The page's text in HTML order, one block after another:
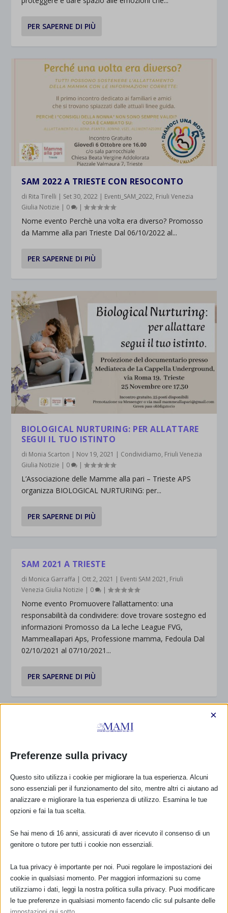
PER SAPERNE DI PIÙ
SAM 2022 A TRIESTE CON RESOCONTO
di Rita Tirelli | Set 30, 2022 | Eventi_SAM_2022, Friuli Venezia
Giulia Notizie | 0 |
Nome evento Perchè una volta era diverso? Promosso
da Mamme alla pari Trieste Dal 06/10/2022 al...
PER SAPERNE DI PIÙ
BIOLOGICAL NURTURING: PER ALLATTARE
SEGUI IL TUO ISTINTO
di Monia Scarton | Nov 19, 2021 | Condividiamo, Friuli Venezia
Giulia Notizie | 0 |
L’Associazione delle Mamme alla pari – Trieste APS
organizza BIOLOGICAL NURTURING: per...
PER SAPERNE DI PIÙ
SAM 2021 A TRIESTE
di Monica Garraffa | Ott 2, 2021 | Eventi SAM 2021 , Friuli
Venezia Giulia Notizie | 0 |
Nome evento Promuovere l’allattamento: una
responsabilità da condividere: dove trovare sostegno ed
informazioni Promosso da La leche League FVG,
Mammeallapari Aps, Professione mamma, Fedoula Dal
02/10/2021 al 07/10/2021...
PER SAPERNE DI PIÙ
SAM 2021 IN FRIULI VENEZIA GIULIA
Venezia Giulia Notizie
|
Nome evento Proteggere l’allattamento: una
responsabilità da condividere. Dove cercare sostegno e
informazioni? – Incontro On-Line Promosso da La
Leche League Italia Dal 07/10/2021 al 07/10/2021 Tipo
di evento Evento...
PER SAPERNE DI PIÙ
SAM 2021 A PORDENONE CON RESOCONTO
diMonica Garraffa|Set 25, 2021|Eventi SAM 2021, Friuli
Venezia Giulia Notizie
Preferenze sulla privacy
×
Questo sito utilizza i cookie per migliorare la tua esperienza. Alcuni
sono essenziali per il funzionamento del sito, mentre altri ci aiutano ad
analizzare e migliorare la tua esperienza di utilizzo. Esamina le tue
opzioni e fai la tua scelta.
Se hai meno di 16 anni, assicurati di aver ricevuto il consenso di un
genitore o tutore per tutti i cookie non essenziali.
La tua privacy è importante per noi. Puoi regolare le impostazioni dei
cookie in qualsiasi momento. Per maggiori informazioni su come
utilizziamo i dati, leggi la nostra politica sulla privacy. Puoi modificare
le tue preferenze in qualsiasi momento facendo clic sul pulsante delle